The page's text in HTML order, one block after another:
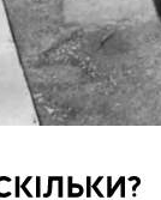
Медіа про